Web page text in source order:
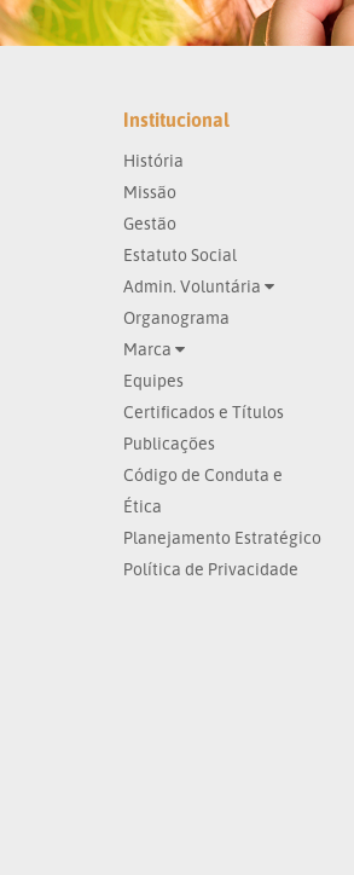
Institucional
História
Missão
Gestão
Estatuto Social
Admin. Voluntária
Organograma
Marca
Equipes
Certificados e Títulos
Publicações
Código de Conduta e
Ética
Planejamento Estratégico
Política de Privacidade